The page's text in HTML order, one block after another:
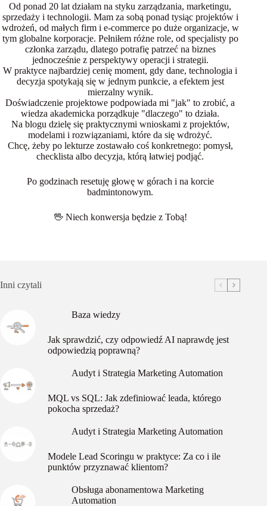
Od ponad 20 lat działam na styku zarządzania, marketingu,
sprzedaży i technologii. Mam za sobą ponad tysiąc projektów i
wdrożeń, od małych firm i e-commerce po duże organizacje, w
tym globalne korporacje. Pełniłem różne role, od specjalisty po
członka zarządu, dlatego potrafię patrzeć na biznes
jednocześnie z perspektywy operacji i strategii.
W praktyce najbardziej cenię moment, gdy dane, technologia i
decyzja spotykają się w jednym punkcie, a efektem jest
mierzalny wynik.
Doświadczenie projektowe podpowiada mi "jak" to zrobić, a
wiedza akademicka porządkuje "dlaczego" to działa.
Na blogu dzielę się praktycznymi wnioskami z projektów,
modelami i rozwiązaniami, które da się wdrożyć.
Chcę, żeby po lekturze zostawało coś konkretnego: pomysł,
checklista albo decyzja, którą łatwiej podjąć.
Po godzinach resetuję głowę w górach i na korcie
badmintonowym.
🖖 Niech konwersja będzie z Tobą!
Inni czytali
Baza wiedzy
Jak sprawdzić, czy odpowiedź AI naprawdę jest
odpowiedzią poprawną?
Audyt i Strategia Marketing Automation
MQL vs SQL: Jak zdefiniować leada, którego
pokocha sprzedaż?
Audyt i Strategia Marketing Automation
Modele Lead Scoringu w praktyce: Za co i ile
punktów przyznawać klientom?
Obsługa abonamentowa Marketing
Automation